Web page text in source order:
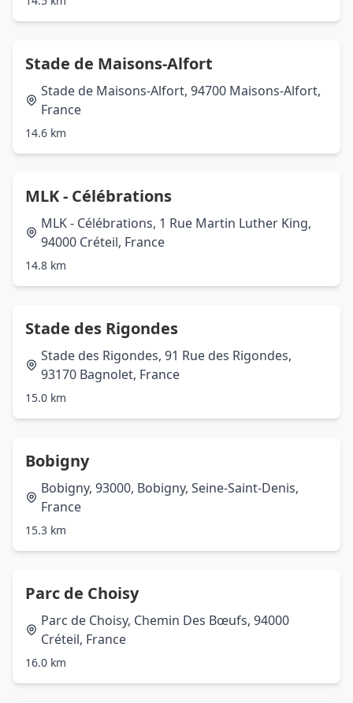
Stade de Maisons-Alfort
Stade de Maisons-Alfort, 94700 Maisons-Alfort,
France
14.6 km
MLK - Célébrations
MLK - Célébrations, 1 Rue Martin Luther King,
94000 Créteil, France
14.8 km
Stade des Rigondes
Stade des Rigondes, 91 Rue des Rigondes,
93170 Bagnolet, France
15.0 km
Bobigny
Bobigny, 93000, Bobigny, Seine-Saint-Denis,
France
15.3 km
Parc de Choisy
Parc de Choisy, Chemin Des Bœufs, 94000
Créteil, France
16.0 km